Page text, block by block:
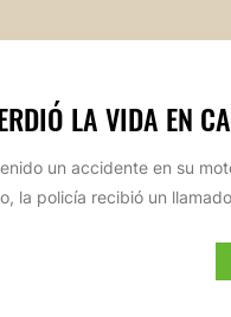
LA VIDA EN
un accidente en su
la policía recibió un